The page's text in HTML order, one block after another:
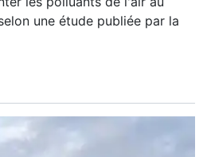
une étude publiée par la